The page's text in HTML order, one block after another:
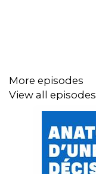
L'équipe :
Écriture et
Montage et
More episodes
View all episodes